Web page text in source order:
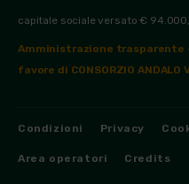
capitale sociale versato €
Amministrazione trasparente
favore di CONSORZIO ANDALO
Condizioni Privacy
Area operatori Credits